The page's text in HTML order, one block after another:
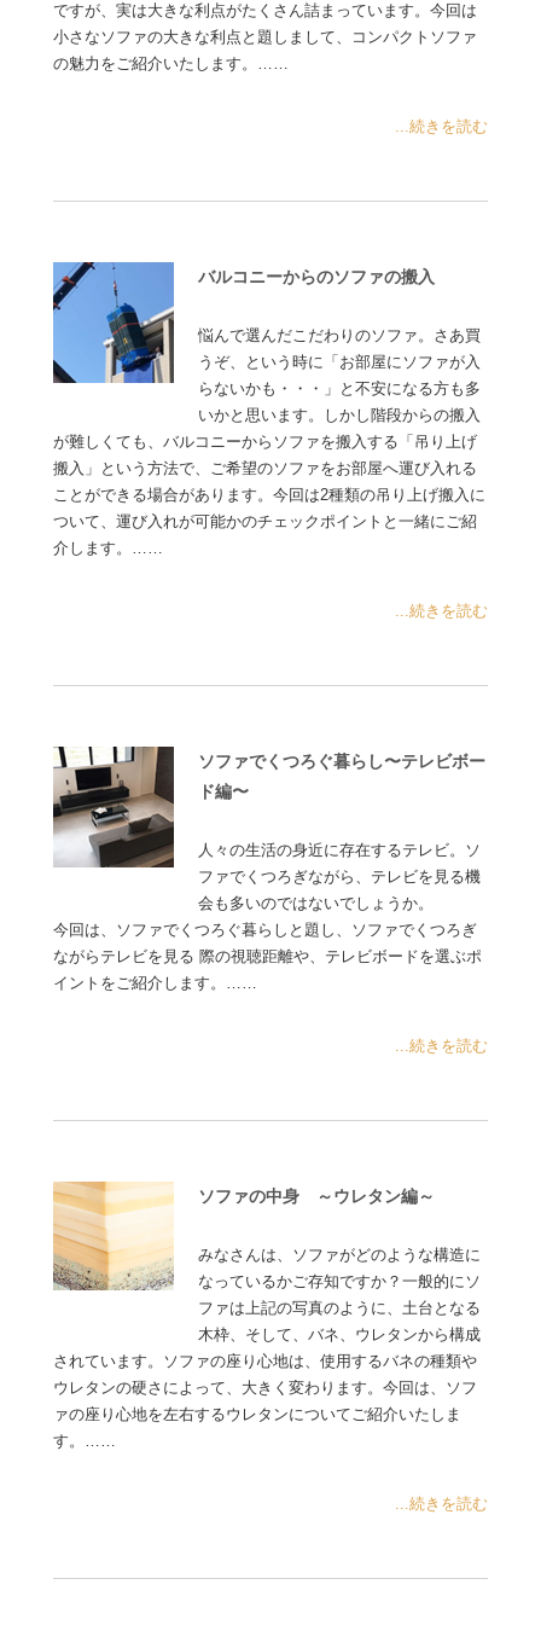
ですが、実は大きな利点がたくさん詰まっています。今回は
小さなソファの大きな利点と題しまして、コンパクトソファ
の魅力をご紹介いたします。……
...続きを読む
バルコニーからのソファの搬入
悩んで選んだこだわりのソファ。さあ買
うぞ、という時に「お部屋にソファが入
らないかも・・・」と不安になる方も多
いかと思います。しかし階段からの搬入
が難しくても、バルコニーからソファを搬入する「吊り上げ
搬入」という方法で、ご希望のソファをお部屋へ運び入れる
ことができる場合があります。今回は2種類の吊り上げ搬入に
ついて、運び入れが可能かのチェックポイントと一緒にご紹
介します。……
...続きを読む
ソファでくつろぐ暮らし〜テレビボー
ド編〜
人々の生活の身近に存在するテレビ。ソ
ファでくつろぎながら、テレビを見る機
会も多いのではないでしょうか。
今回は、ソファでくつろぐ暮らしと題し、ソファでくつろぎ
ながらテレビを見る 際の視聴距離や、テレビボードを選ぶポ
イントをご紹介します。……
...続きを読む
ソファの中身 ～ウレタン編～
みなさんは、ソファがどのような構造に
なっているかご存知ですか？一般的にソ
ファは上記の写真のように、土台となる
木枠、そして、バネ、ウレタンから構成
されています。ソファの座り心地は、使用するバネの種類や
ウレタンの硬さによって、大きく変わります。今回は、ソフ
ァの座り心地を左右するウレタンについてご紹介いたしま
す。……
...続きを読む